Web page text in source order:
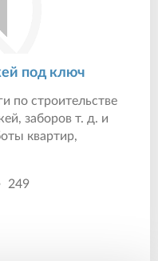
под ключ
по строительстве
заборов т. д. и
квартир,
249